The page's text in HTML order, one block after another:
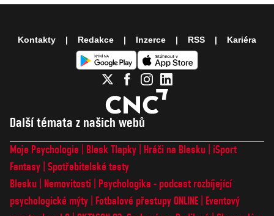
Další témata z našich webů
Moje Psychologie Blesk Tlapky Hráči na Blesku
iSport
Fantasy Spotřebitelské testy
Blesku
Nemovitosti
Psychologika - podcast rozbíjející
psychologické mýty
Fotbalové přestupy ONLINE
Eventový
Kontakty Redakce Inzerce RSS Kariéra